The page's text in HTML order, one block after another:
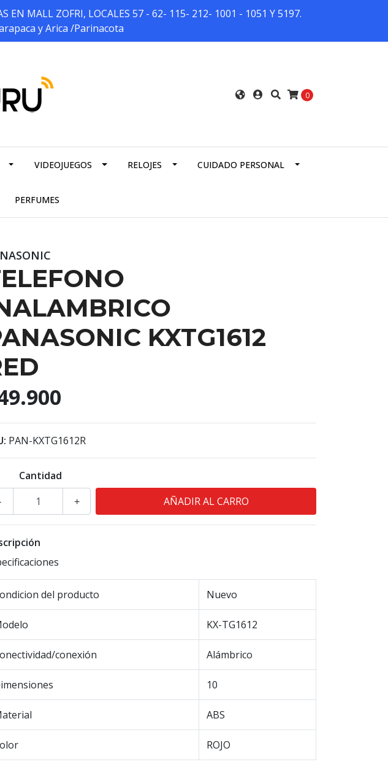
EN MALL ZOFRI, LOCALES 57 - 62- 115- 212- 1001 - 1051 Y 5197.
y Arica /Parinacota
0
VIDEOJUEGOS RELOJES CUIDADO PERSONAL
PERFUMES
KXTG1612
PAN-KXTG1612R
Cantidad
+
del producto Nuevo
KX-TG1612
conexión Alámbrico
10
ABS
ROJO